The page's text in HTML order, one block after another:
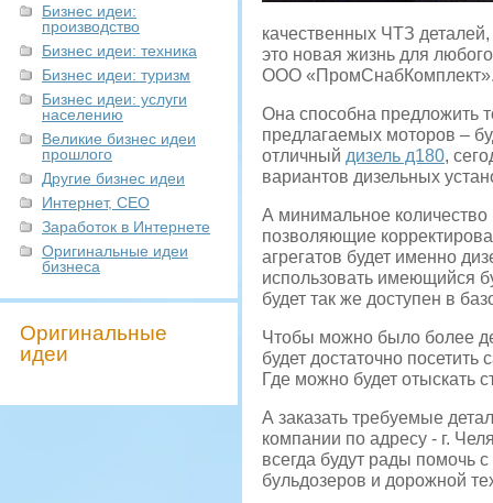
Бизнес идеи:
производство
Бизнес идеи: техника
Бизнес идеи: туризм
Бизнес идеи: услуги
населению
Великие бизнес идеи
прошлого
Другие бизнес идеи
Интернет, СЕО
Заработок в Интернете
Оригинальные идеи
бизнеса
Оригинальные
идеи
качественных ЧТЗ
это новая жизнь для
ООО
Она способна предложить
предлагаемых моторов –
отличный дизель д180,
вариантов дизельных
А минимальное
позволяющие
агрегатов будет именно
использовать имеющийся
будет так же доступен в
Чтобы можно было более
будет достаточно
Где можно будет отыскать
А заказать требуемые
компании по адресу - г.
всегда будут рады помочь
бульдозеров и дорожной